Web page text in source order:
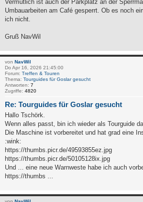
Vermutlich ist auch der Parkplatz an der
Umbauarbeiten am Café gesperrt. Ob es noch
ich nicht.
Gruß NavWil
von NavWil
Do Apr 16, 2026 21:45:00
Forum: Treffen & Touren
Thema: Tourguides für Goslar gesucht
Antworten: 7
Zugriffe: 4820
Re: Tourguides für Goslar gesucht
Hallo Tschörk.
Wenn alles passt, bin ich wieder als Tourguide
Die Maschine ist vorbereitet und hat grad eine
:wink:
https://thumbs.picr.de/49593855ez.jpg
https://thumbs.picr.de/50105128ix.jpg
Und ... eine neue Warnweste habe ich auch
https://thumbs ...